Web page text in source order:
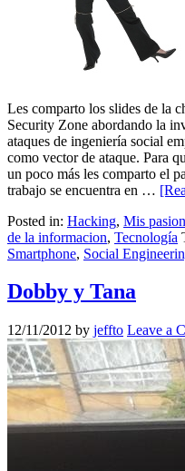
Les comparto los slides de la
Security Zone abordando la
ataques de ingeniería social
como vector de ataque. Para
un poco más les comparto el
trabajo se encuentra en …
Posted in: Hacking, Mis
de la informacion, Tecnología
Smartphone, Social
Dobby y Tana
12/11/2012 by jeffto Leave a